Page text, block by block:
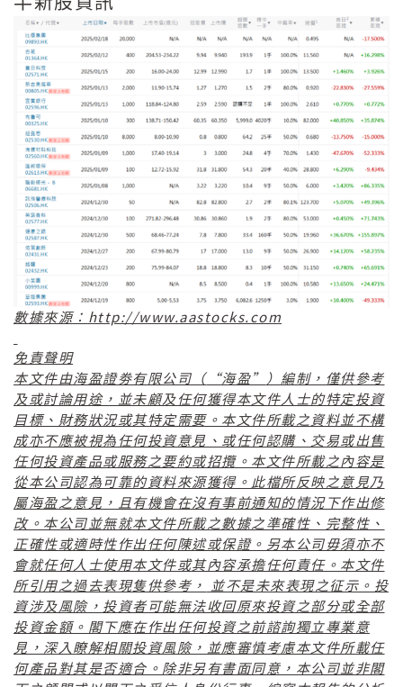
數據來源： http://www.aastocks.com
免責聲明
本文件由海盈證劵有限公司（“海盈” ）編制，僅供參考
及或討論用途，並未顧及任何獲得本文件人士的特定投資
目標、財務狀況或其特定需要。本文件所載之資料並不構
成亦不應被視為任何投資意見、或任何認購、交易或出售
任何投資產品或服務之要約或招攬。本文件所載之內容是
從本公司認為可靠的資料來源獲得。此檔所反映之意見乃
屬海盈之意見，且有機會在沒有事前通知的情況下作出修
改。本公司並無就本文件所載之數據之準確性、完整性、
正確性或適時性作出任何陳述或保證。另本公司毋須亦不
會就任何人士使用本文件或其內容承擔任何責任。本文件
所引用之過去表現隻供參考，
並不是未來表現之征示。投
資涉及風險，投資者可能無法收回原來投資之部分或全部
投資金額。閣下應在作出任何投資之前諮詢獨立專業意
見，深入瞭解相關投資風險，並應審慎考慮本文件所載任
何產品對其是否適合。除非另有書面同意，本公司並非閣